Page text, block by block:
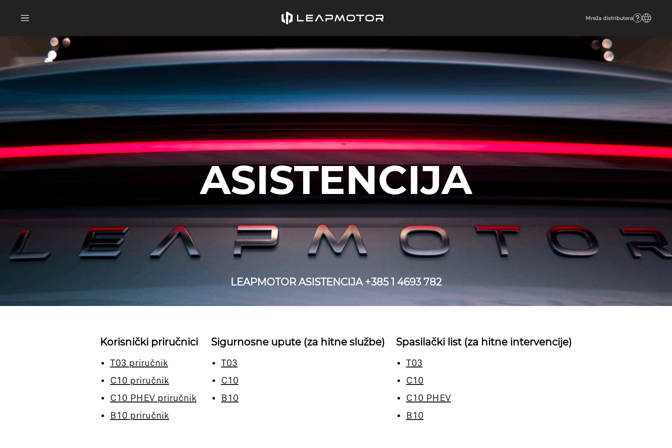
Mreža distributera
ASISTENCIJA
LEAPMOTOR ASISTENCIJA +385 1 4693 782
Korisnički priručnici
T03 priručnik
C10 priručnik
C10 PHEV priručnik
B10 priručnik
Sigurnosne upute (za hitne službe)
T03
C10
B10
Spasilački list (za hitne intervencije)
T03
C10
C10 PHEV
B10